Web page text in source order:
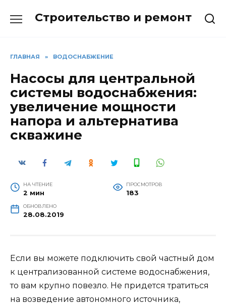
Строительство и ремонт
ГЛАВНАЯ » ВОДОСНАБЖЕНИЕ
Насосы для центральной
системы водоснабжения:
увеличение мощности
напора и альтернатива
скважине
НА ЧТЕНИЕ
2 мин
ПРОСМОТРОВ
183
ОБНОВЛЕНО
28.08.2019
Если вы можете подключить свой частный дом
к централизованной системе водоснабжения,
то вам крупно повезло. Не придется тратиться
на возведение автономного источника,